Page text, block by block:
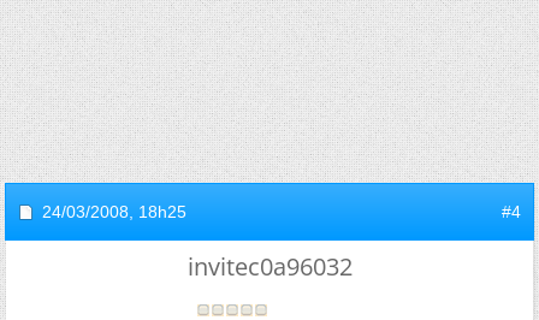
24/03/2008, 18h25 #4
invitec0a96032